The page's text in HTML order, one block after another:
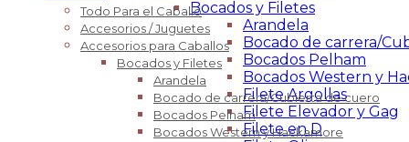
Bocados y Filetes
Arandela
Bocado de carrera/
Bocados Pelham
Bocados Western y
Filete Argollas
Filete Elevador y Gag
Filete en D
Todo Para el Caballo
Accesorios / Juguetes
Accesorios para Caballos
Bocados y Filetes
Arandela
Bocado de carrera/Cubierta de cuero
Bocados Pelham
Bocados Western y Hackamore